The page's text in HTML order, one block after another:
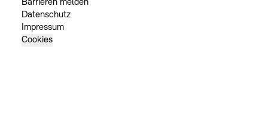
Barrieren melden
Datenschutz
Impressum
Cookies